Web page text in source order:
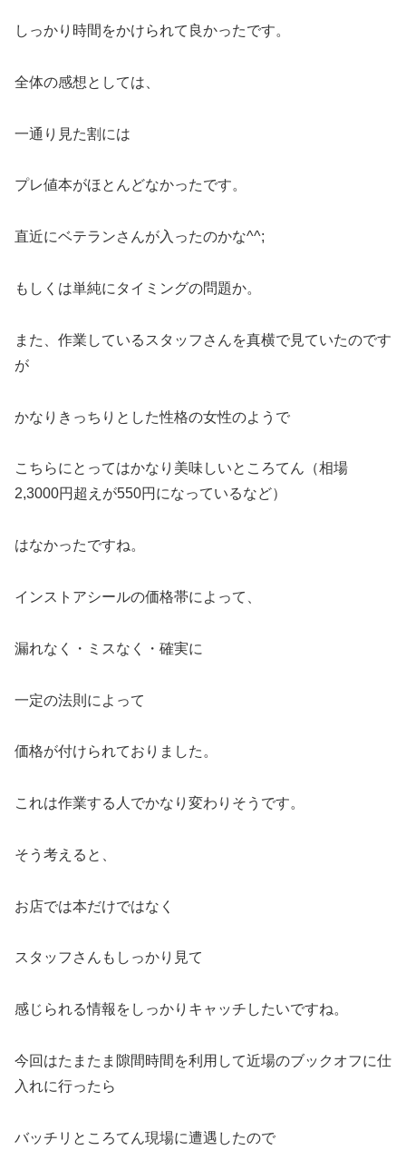
しっかり時間をかけられて良かったです。
全体の感想としては、
一通り見た割には
プレ値本がほとんどなかったです。
直近にベテランさんが入ったのかな^^;
もしくは単純にタイミングの問題か。
また、作業しているスタッフさんを真横で見ていたのです
が
かなりきっちりとした性格の女性のようで
こちらにとってはかなり美味しいところてん（相場
2,3000円超えが550円になっているなど）
はなかったですね。
インストアシールの価格帯によって、
漏れなく・ミスなく・確実に
一定の法則によって
価格が付けられておりました。
これは作業する人でかなり変わりそうです。
そう考えると、
お店では本だけではなく
スタッフさんもしっかり見て
感じられる情報をしっかりキャッチしたいですね。
今回はたまたま隙間時間を利用して近場のブックオフに仕
入れに行ったら
バッチリところてん現場に遭遇したので